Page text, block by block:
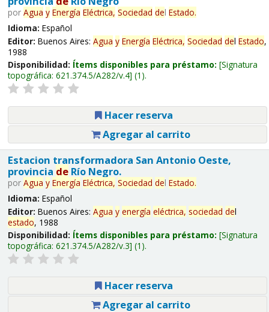
por Agua y Energía Eléctrica, Sociedad del Estado.
Idioma: Español
Editor: Buenos Aires: Agua y Energía Eléctrica, Sociedad del Estado,
1988
Disponibilidad: Ítems disponibles para préstamo: Signatura
topográfica: 621.374.5/A282/v.4 (1).
Hacer reserva
Agregar al carrito
Estacion transformadora San Antonio Oeste,
provincia deRío Negro.
por Agua y Energía Eléctrica, Sociedad del Estado.
Idioma: Español
Editor: Buenos Aires: Agua y energía eléctrica, sociedad del
estado, 1988
Disponibilidad: Ítems disponibles para préstamo: Signatura
topográfica: 621.374.5/A282/v.3 (1).
Hacer reserva
Agregar al carrito